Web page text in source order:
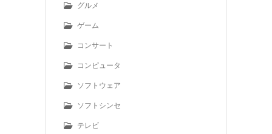
グルメ
ゲーム
コンサート
コンピュータ
ソフトウェア
ソフトシンセ
テレビ